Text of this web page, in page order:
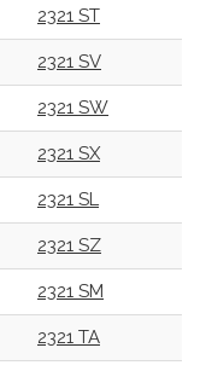
2321 ST
2321 SV
2321 SW
2321 SX
2321 SL
2321 SZ
2321 SM
2321 TA